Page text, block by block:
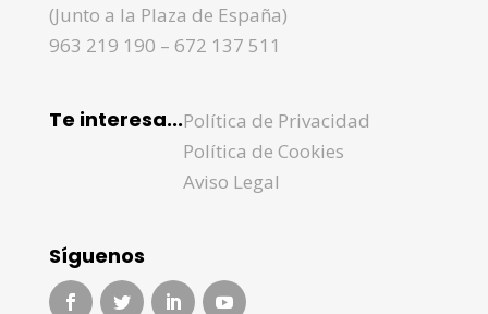
(Junto a la Plaza de España)
963 219 190 – 672 137 511
Te interesa...Política de Privacidad
Política de Cookies
Aviso Legal
Síguenos